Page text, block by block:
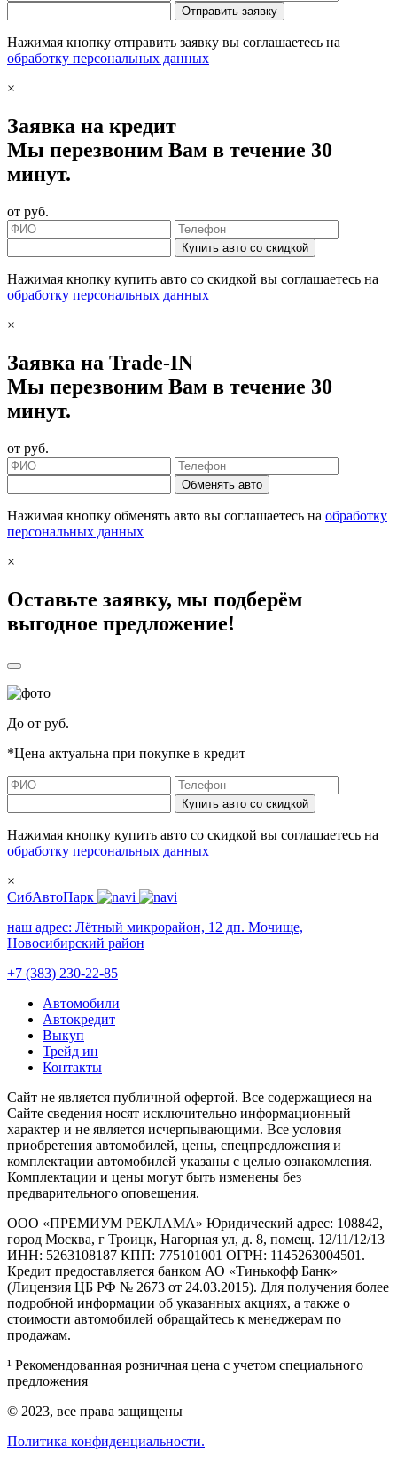
Отправить заявку
Нажимая кнопку отправить заявку вы соглашаетесь на
обработку персональных данных
×
Заявка на кредит
Мы перезвоним Вам в течение 30
минут.
от руб.
Купить авто со скидкой
Нажимая кнопку купить авто со скидкой вы соглашаетесь на
обработку персональных данных
×
Заявка на Trade-IN
Мы перезвоним Вам в течение 30
минут.
от руб.
Обменять авто
Нажимая кнопку обменять авто вы соглашаетесь на обработку
персональных данных
×
Оставьте заявку, мы подберём
выгодное предложение!
До от руб.
*Цена актуальна при покупке в кредит
Купить авто со скидкой
Нажимая кнопку купить авто со скидкой вы соглашаетесь на
обработку персональных данных
×
СибАвтоПарк
наш адрес: Лётный микрорайон, 12 дп. Мочище,
Новосибирский район
+7 (383) 230-22-85
Автомобили
Автокредит
Выкуп
Трейд ин
Контакты
Cайт не является публичной офертой. Все содержащиеся на
Сайте сведения носят исключительно информационный
характер и не является исчерпывающими. Все условия
приобретения автомобилей, цены, спецпредложения и
комплектации автомобилей указаны с целью ознакомления.
Комплектации и цены могут быть изменены без
предварительного оповещения.
ООО «ПРЕМИУМ РЕКЛАМА» Юридический адрес: 108842,
город Москва, г Троицк, Нагорная ул, д. 8, помещ. 12/11/12/13
ИНН: 5263108187 КПП: 775101001 ОГРН: 1145263004501.
Кредит предоставляется банком АО «Тинькофф Банк»
(Лицензия ЦБ РФ № 2673 от 24.03.2015). Для получения более
подробной информации об указанных акциях, а также о
стоимости автомобилей обращайтесь к менеджерам по
продажам.
¹ Рекомендованная розничная цена с учетом специального
предложения
© 2023, все права защищены
Политика конфиденциальности.